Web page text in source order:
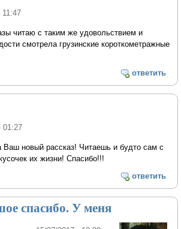
11:47
читаю с таким же удовольствием и
смотрела грузинские короткометражные
ответить
01:27
новый рассказ! Читаешь и будто сам с
их жизни! Спасибо!!!
ответить
спасибо. У меня